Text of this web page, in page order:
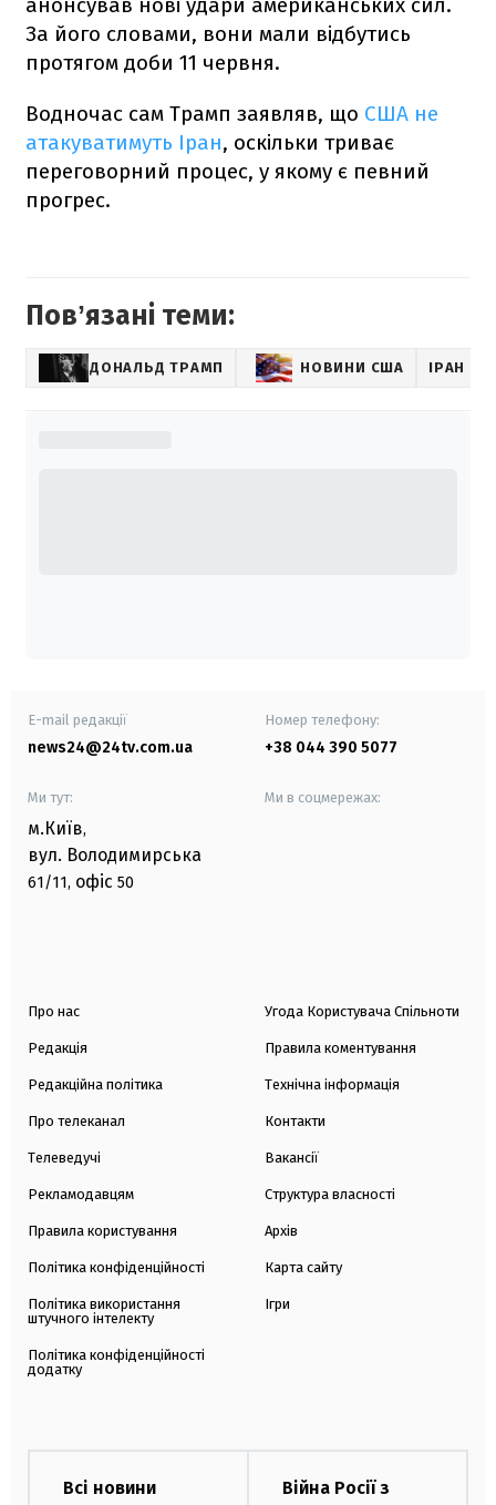
За його словами, вони мали відбутись
протягом доби 11 червня.
Водночас сам Трамп заявляв, що США не
атакуватимуть Іран, оскільки триває
переговорний процес, у якому є певний
прогрес.
Повʼязані теми:
ДОНАЛЬД ТРАМП НОВИНИ США ІРАН
E-mail редакції
news24@24tv.com.ua
Номер телефону:
+38 044 390 5077
Ми тут:
м.Київ,
вул. Володимирська
61/11, офіс 50
Ми в соцмережах:
Про нас
Редакція
Редакційна політика
Про телеканал
Телеведучі
Рекламодавцям
Правила користування
Політика конфіденційності
Політика використання
штучного інтелекту
Політика конфіденційності
додатку
Угода Користувача Спільноти
Правила коментування
Технічна інформація
Контакти
Вакансії
Структура власності
Архів
Карта сайту
Ігри
Всі новини
Війна Росії з